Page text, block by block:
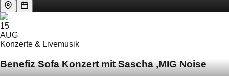
15
AUG
Konzerte & Livemusik
Benefiz Sofa Konzert mit Sascha ‚MIG Noise